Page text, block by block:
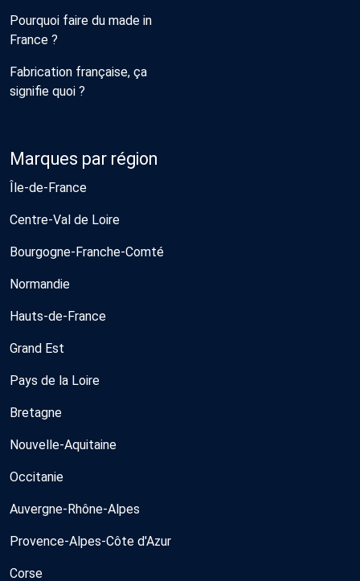
Pourquoi faire du made in
France ?
Fabrication française, ça
signifie quoi ?
Marques par région
Île-de-France
Centre-Val de Loire
Bourgogne-Franche-Comté
Normandie
Hauts-de-France
Grand Est
Pays de la Loire
Bretagne
Nouvelle-Aquitaine
Occitanie
Auvergne-Rhône-Alpes
Provence-Alpes-Côte d'Azur
Corse